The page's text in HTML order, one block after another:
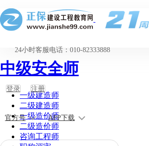
24小时客服电话：010-82333888
登录 注册
官方号 APP下载
中级安全师
一级建造师
二级建造师
一级造价师
二级造价师
咨询工程师